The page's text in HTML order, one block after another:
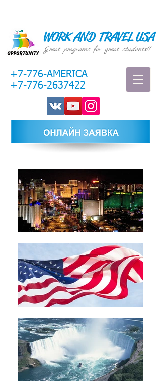
WORK AND TRAVEL USA
Great programs for great students!!
+7-776-AMERICA
+7-776-2637422